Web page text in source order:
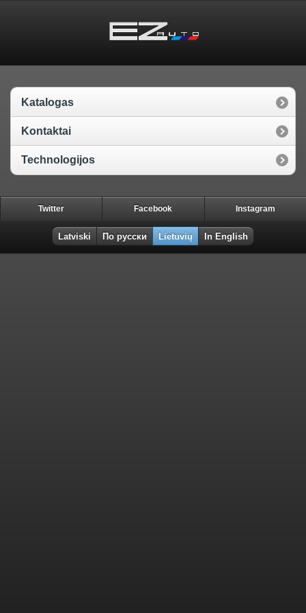
Katalogas
Kontaktai
Technologijos
Twitter Facebook Instagram
Latviski По русски Lietuvių In English